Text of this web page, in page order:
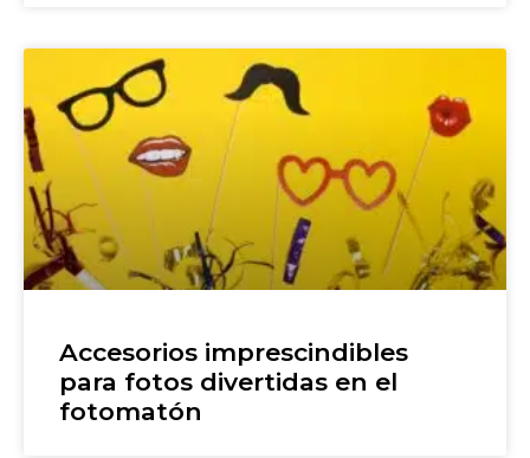
Accesorios imprescindibles
para fotos divertidas en el
fotomatón